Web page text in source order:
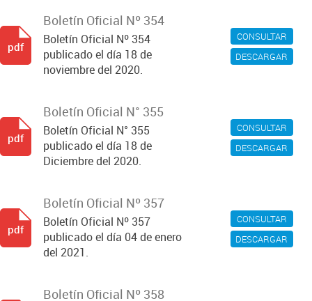
CONSULTAR
DESCARGAR
Boletín Oficial Nº 354
Boletín Oficial Nº 354
publicado el día 18 de
noviembre del 2020.
pdf
CONSULTAR
DESCARGAR
Boletín Oficial N° 355
Boletín Oficial N° 355
publicado el día 18 de
Diciembre del 2020.
pdf
CONSULTAR
DESCARGAR
Boletín Oficial Nº 357
Boletín Oficial Nº 357
publicado el día 04 de enero
del 2021.
pdf
Boletín Oficial Nº 358